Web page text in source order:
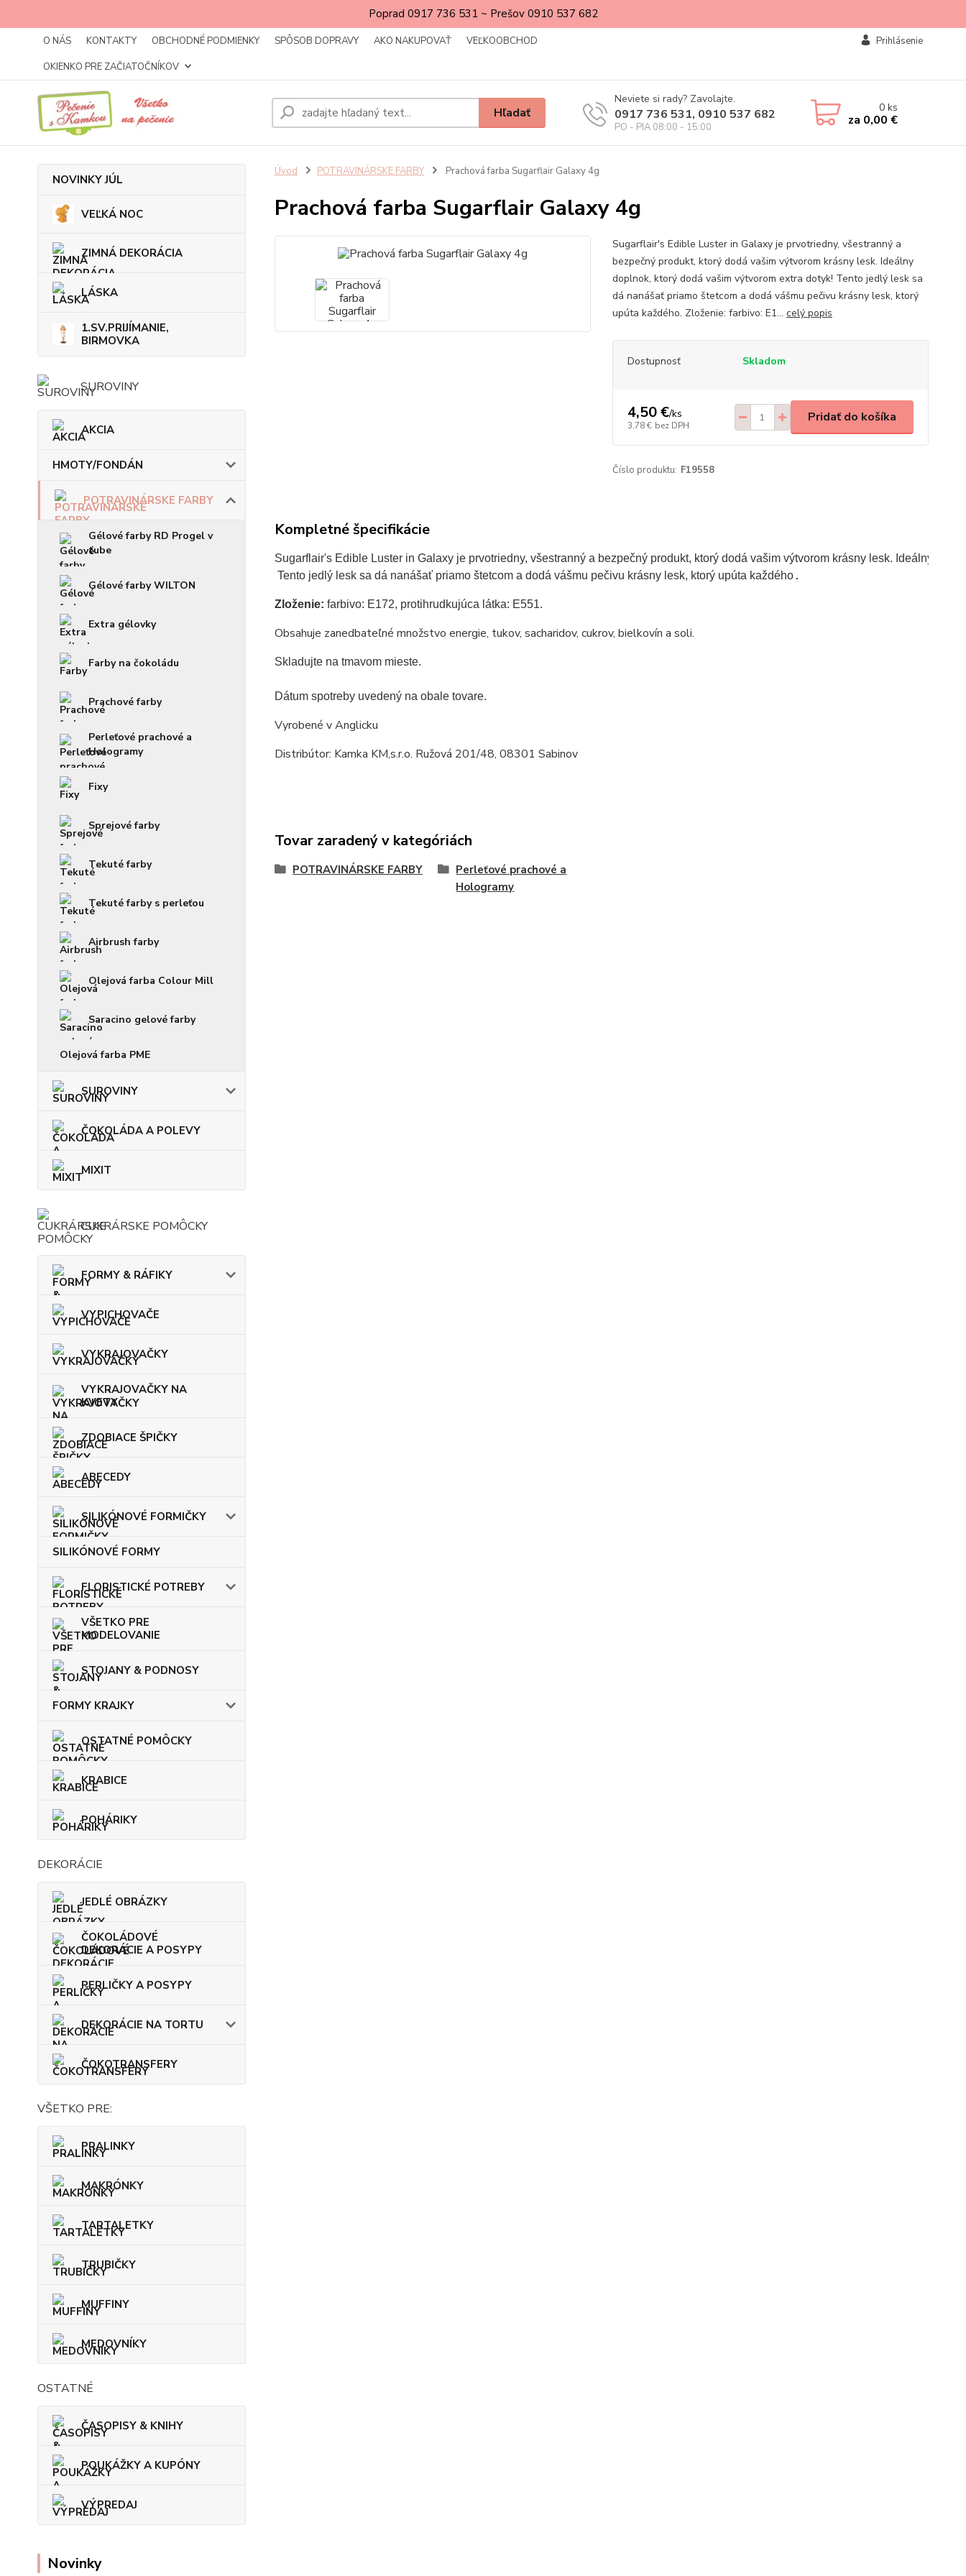
Poprad 0917 736 531 ~ Prešov 0910 537 682
O NÁS KONTAKTY OBCHODNÉ PODMIENKY SPÔSOB DOPRAVY AKO NAKUPOVAŤ
VEĽKOOBCHOD
OKIENKO PRE ZAČIATOČNÍKOV
Prihlásenie
Hľadať
Neviete si rady? Zavolajte.
0917 736 531, 0910 537 682
PO - PIA 08:00 - 15:00
0ks
za 0,00 €
NOVINKY JÚL
VEĽKÁ NOC
ZIMNÁ DEKORÁCIA
LÁSKA
1.SV.PRIJÍMANIE,
BIRMOVKA
SUROVINY
AKCIA
HMOTY/FONDÁN
POTRAVINÁRSKE FARBY
Gélové farby RD Progel v
tube
Gélové farby WILTON
Extra gélovky
Farby na čokoládu
Prachové farby
Perleťové prachové a
Hologramy
Fixy
Sprejové farby
Tekuté farby
Tekuté farby s perleťou
Airbrush farby
Olejová farba Colour Mill
Saracino gelové farby
Olejová farba PME
SUROVINY
ČOKOLÁDA A POLEVY
MIXIT
CUKRÁRSKE POMÔCKY
FORMY & RÁFIKY
VYPICHOVAČE
VYKRAJOVAČKY
VYKRAJOVAČKY NA
KVETY
ZDOBIACE ŠPIČKY
ABECEDY
SILIKÓNOVÉ FORMIČKY
SILIKÓNOVÉ FORMY
FLORISTICKÉ POTREBY
VŠETKO PRE
MODELOVANIE
STOJANY & PODNOSY
FORMY KRAJKY
OSTATNÉ POMÔCKY
KRABICE
POHÁRIKY
DEKORÁCIE
JEDLÉ OBRÁZKY
ČOKOLÁDOVÉ
DEKORÁCIE A POSYPY
PERLIČKY A POSYPY
DEKORÁCIE NA TORTU
ČOKOTRANSFERY
VŠETKO PRE:
PRALINKY
MAKRÓNKY
TARTALETKY
TRUBIČKY
MUFFINY
MEDOVNÍKY
OSTATNÉ
ČASOPISY & KNIHY
POUKÁŽKY A KUPÓNY
VÝPREDAJ
Novinky
Úvod POTRAVINÁRSKE FARBY Prachová farba Sugarflair Galaxy 4g
Prachová farba Sugarflair Galaxy 4g
Sugarflair's Edible Luster in Galaxy je prvotriedny, všestranný a
bezpečný produkt, ktorý dodá vašim výtvorom krásny lesk. Ideálny
doplnok, ktorý dodá vašim výtvorom extra dotyk! Tento jedlý lesk sa
dá nanášať priamo štetcom a dodá vášmu pečivu krásny lesk, ktorý
upúta každého. Zloženie: farbivo: E1... celý popis
Dostupnosť Skladom
4,50 €/ks
3,78 € bez DPH
Pridať do košíka
Číslo produktu: F19558
Kompletné špecifikácie
Sugarflair's Edible Luster in Galaxy je prvotriedny, všestranný a bezpečný produkt, ktorý dodá vašim výtvorom krásny lesk. Ideálny
Tento jedlý lesk sa dá nanášať priamo štetcom a dodá vášmu pečivu krásny lesk, ktorý upúta každého.
Zloženie: farbivo: E172, protihrudkujúca látka: E551.
Obsahuje zanedbateľné množstvo energie, tukov, sacharidov, cukrov, bielkovín a soli.
Skladujte na tmavom mieste.
Dátum spotreby uvedený na obale tovare.
Vyrobené v Anglicku
Distribútor: Kamka KM,s.r.o. Ružová 201/48, 08301 Sabinov
Tovar zaradený v kategóriách
POTRAVINÁRSKE FARBY
Perleťové prachové a
Hologramy